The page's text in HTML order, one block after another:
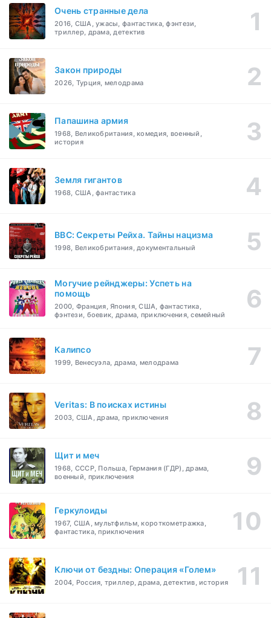
Очень странные дела
2016, США, ужасы, фантастика, фэнтези,
триллер, драма, детектив
Закон природы
2026, Турция, мелодрама
Папашина армия
1968, Великобритания, комедия, военный,
история
Земля гигантов
1968, США, фантастика
BBC: Секреты Рейха. Тайны нацизма
1998, Великобритания, документальный
Могучие рейнджеры: Успеть на
помощь
2000, Франция, Япония, США, фантастика,
фэнтези, боевик, драма, приключения, семейный
Калипсо
1999, Венесуэла, драма, мелодрама
Veritas: В поисках истины
2003, США, драма, приключения
Щит и меч
1968, СССР, Польша, Германия (ГДР), драма,
военный, приключения
Геркулоиды
1967, США, мультфильм, короткометражка,
фантастика, приключения
Ключи от бездны: Операция «Голем»
2004, Россия, триллер, драма, детектив, история